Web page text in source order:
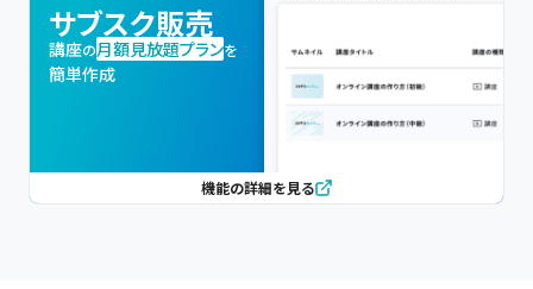
サブスク販売
講座の月額見放題プランを
簡単作成
機能の詳細を見る